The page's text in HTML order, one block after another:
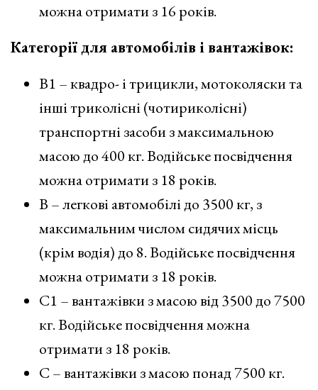
можна отримати з 16 років.
Категорії для автомобілів і вантажівок:
В1 – квадро- і трицикли, мотоколяски та
інші триколісні (чотириколісні)
транспортні засоби з максимальною
масою до 400 кг. Водійське посвідчення
можна отримати з 18 років.
В – легкові автомобілі до 3500 кг, з
максимальним числом сидячих місць
(крім водія) до 8. Водійське посвідчення
можна отримати з 18 років.
С1 – вантажівки з масою від 3500 до 7500
кг. Водійське посвідчення можна
отримати з 18 років.
С – вантажівки з масою понад 7500 кг.